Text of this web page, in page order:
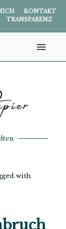
KONTAKT
TRANSPARENZ
with